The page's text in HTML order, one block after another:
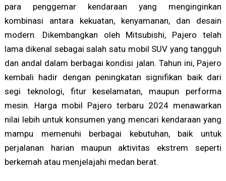
para penggemar kendaraan yang menginginkan
kombinasi antara kekuatan, kenyamanan, dan desain
modern. Dikembangkan oleh Mitsubishi, Pajero telah
lama dikenal sebagai salah satu mobil SUV yang tangguh
dan andal dalam berbagai kondisi jalan. Tahun ini, Pajero
kembali hadir dengan peningkatan signifikan baik dari
segi teknologi, fitur keselamatan, maupun performa
mesin. Harga mobil Pajero terbaru 2024 menawarkan
nilai lebih untuk konsumen yang mencari kendaraan yang
mampu memenuhi berbagai kebutuhan, baik untuk
perjalanan harian maupun aktivitas ekstrem seperti
berkemah atau menjelajahi medan berat.